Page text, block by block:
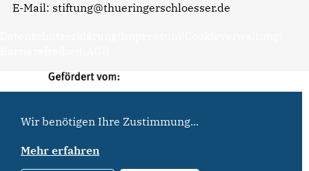
E-Mail: stiftung@thueringerschloesser.de
Wir benötigen Ihre Zustimmung...
Mehr erfahren